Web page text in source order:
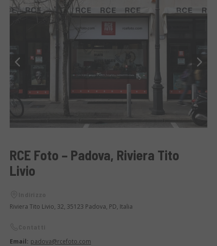
RCE Foto – Padova, Riviera Tito
Livio
Riviera Tito Livio, 32, 35123 Padova, PD, Italia
Email: padova@rcefoto.com